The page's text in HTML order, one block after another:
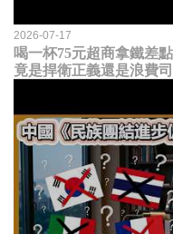
2026-07-17
喝一杯75元超商拿鐵差
竟是捍衛正義還是浪費